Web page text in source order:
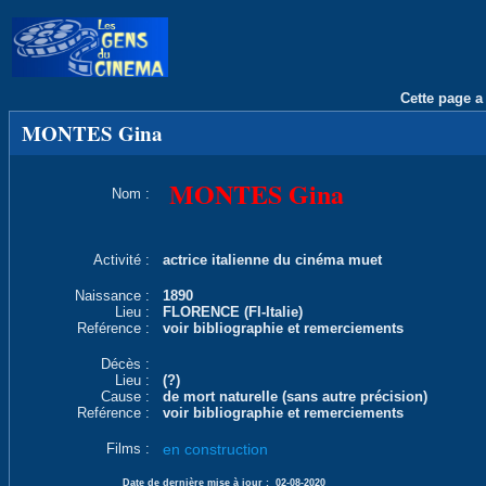
Cette page
MONTES Gina
Nom : MONTES Gina
Activité : actrice italienne du cinéma muet
Naissance :
1890
Lieu :
FLORENCE (FI-Italie)
Reférence :
voir bibliographie et remerciements
Décès :
Lieu :
(?)
Cause :
de mort naturelle (sans autre précision)
Reférence :
voir bibliographie et remerciements
Films : en construction
Date de dernière mise à jour : 02-08-2020